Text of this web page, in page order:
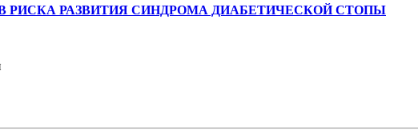
РИСКА РАЗВИТИЯ СИНДРОМА ДИАБЕТИЧЕСКОЙ СТОПЫ